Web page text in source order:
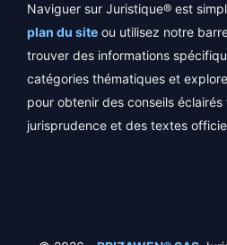
Naviguer sur Juristique® est
plan du site ou utilisez notre
trouver des informations
catégories thématiques et
pour obtenir des conseils
jurisprudence et des textes